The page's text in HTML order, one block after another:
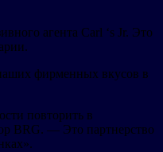
агента Carl ‘s Jr. Это
фирменных вкусов в
повторить в
BRG. — Это партнерство